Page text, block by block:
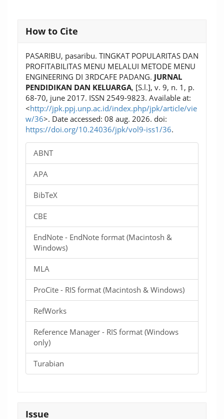
Article
Details
How to Cite
PASARIBU, pasaribu. TINGKAT POPULARITAS DAN
PROFITABILITAS MENU MELALUI METODE MENU
ENGINEERING DI 3RDCAFE PADANG. JURNAL
PENDIDIKAN DAN KELUARGA, [S.l.], v. 9, n. 1, p.
68-70, june 2017. ISSN 2549-9823. Available at:
<http://jpk.ppj.unp.ac.id/index.php/jpk/article/vie
w/36>. Date accessed: 08 aug. 2026. doi:
https://doi.org/10.24036/jpk/vol9-iss1/36.
ABNT
APA
BibTeX
CBE
EndNote - EndNote format (Macintosh &
Windows)
MLA
ProCite - RIS format (Macintosh & Windows)
RefWorks
Reference Manager - RIS format (Windows
only)
Turabian
Issue